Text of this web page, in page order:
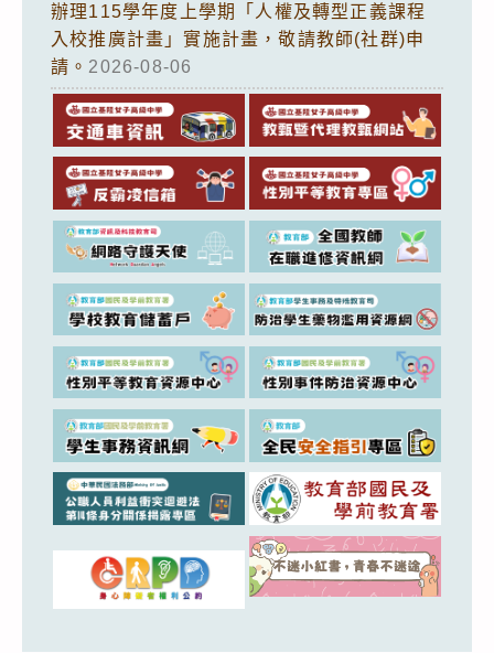
辦理115學年度上學期「人權及轉型正義課程
入校推廣計畫」實施計畫，敬請教師(社群)申
請。 2026-08-06